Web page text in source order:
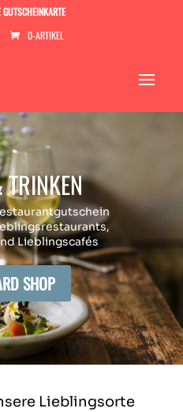
0-ARTIKEL
TRINKEN
Lieblingscafés
SHOP
Lieblingsorte